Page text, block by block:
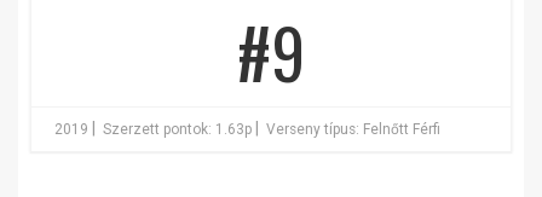
#9
2019 Szerzett pontok: 1.63p Verseny típus: Felnőtt Férfi